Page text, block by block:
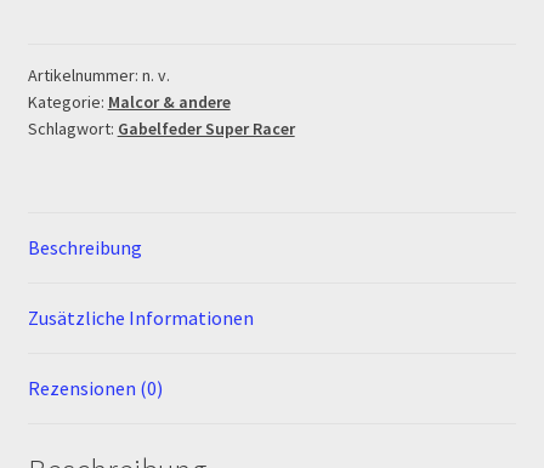
Kasse
Kontakt
MALCOR PITCROSS / DIRTBIKE
Mein Konto
Member Directory
SMR
Menge
Artikelnummer: n. v.
Kategorie: Malcor & andere
Schlagwort: Gabelfeder Super Racer
Beschreibung
Zusätzliche Informationen
Rezensionen (0)